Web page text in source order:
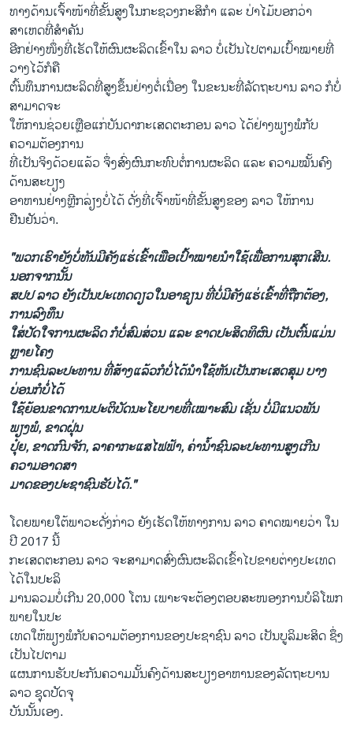
ທາງດ້ານເຈົ້າໜ້າທີ່ຂັ້ນສູງໃນກະຊວງກະສິກຳ ແລະ ປ່າໄມ້ບອກວ່າ
ສາເຫດທີ່ສຳຄັນ
ອີກຢ່າງໜຶ່ງທີ່ເຮັດໃຫ້ຜົນຜະລິດເຂົ້າໃນ ລາວ ບໍ່ເປັນໄປຕາມເປົ້າໝາຍທີ່
ວາງໄວ້ກໍຄື
ຕົ້ນທຶນການຜະລິດທີ່ສູງຂຶ້ນຢ່າງຕໍ່ເນື່ອງ ໃນຂະນະທີ່ລັດຖະບານ ລາວ ກໍບໍ່
ສາມາດຈະ
ໃຫ້ການຊ່ວຍເຫຼືອແກ່ບັນດາກະເສດຕະກອນ ລາວ ໄດ້ຢ່າງພຽງພໍກັບ
ຄວາມຕ້ອງການ
ທີ່ເປັນຈິງດ້ວຍແລ້ວ ຈຶ່ງສົ່ງຜົນກະທົບຕໍ່ການຜະລິດ ແລະ ຄວາມໝັ້ນຄົງ
ດ້ານສະບຽງ
ອາຫານຢ່າງຫຼີກລ່ຽງບໍ່ໄດ້ ດັ່ງທີ່ເຈົ້າໜ້າທີ່ຂັ້ນສູງຂອງ ລາວ ໃຫ້ການ
ຢືນຢັນວ່າ.
"ພວກເຮົາຍັງບໍ່ທັນມີຄັງແຮ່ເຂົ້າເພືອເປົ້າໝາຍນຳໃຊ້ເພື່ອການສຸກເສີນ.
ນອກຈາກນັ້ນ
ສປປ ລາວ ຍັງເປັນປະເທດດຽວໃນອາຊຽນ ທີ່ບໍ່ມີຄັງແຮ່ເຂົ້າທີ່ຖືກຕ້ອງ,
ການລົງທຶນ
ໃສ່ປັດໃຈການຜະລິດ ກໍບໍ່ສົມສ່ວນ ແລະ ຂາດປະສິດທິຜົນ ເປັນຕົ້ນແມ່ນ
ຫຼາຍໂຄງ
ການຊົນລະປະທານ ທີ່ສ້າງແລ້ວກໍບໍ່ໄດ້ນຳໃຊ້ຫັນເປັນກະເສດສຸມ ບາງ
ບ່ອນກໍບໍ່ໄດ້
ໃຊ້ຍ້ອນຂາດການປະຕິບັດນະໂຍບາຍທີ່ເໝາະສົມ ເຊັ່ນ ບໍ່ມີແນວພັນ
ພຽງພໍ, ຂາດຝຸ່ນ
ປຸ໋ຍ, ຂາດກົນຈັກ, ລາຄາກະແສໄຟຟ້າ, ຄ່ານໍ້າຊົນລະປະທານສູງເກີນ
ຄວາມອາດສາ
ມາດຂອງປະຊາຊົນຮັບໄດ້."
ໂດຍພາຍໃຕ້ພາວະດັ່ງກ່າວ ຍັງເຮັດໃຫ້ທາງການ ລາວ ຄາດໝາຍວ່າ ໃນ
ປີ 2017 ນີ້
ກະເສດຕະກອນ ລາວ ຈະສາມາດສົ່ງຜົນຜະລິດເຂົ້າໄປຂາຍຕ່າງປະເທດ
ໄດ້ໃນປະລິ
ມານລວມບໍ່ເກີນ 20,000 ໂຕນ ເພາະຈະຕ້ອງຕອບສະໜອງການບໍລິໂພກ
ພາຍໃນປະ
ເທດໃຫ້ພຽງພໍກັບຄວາມຕ້ອງການຂອງປະຊາຊົນ ລາວ ເປັນບູລິມະສິດ ຊຶ່ງ
ເປັນໄປຕາມ
ແຜນການຮັບປະກັນຄວາມມັ້ນຄົງດ້ານສະບຽງອາຫານຂອງລັດຖະບານ
ລາວ ຊຸດປັດຈຸ
ບັນນັ້ນເອງ.